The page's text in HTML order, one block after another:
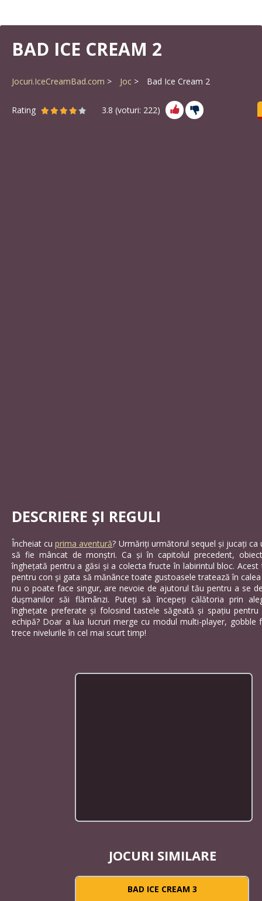
BAD ICE CREAM 2
Jocuri.IceCreamBad.com Joc Bad Ice Cream 2
Rating 3.8 (voturi: 222)
DESCRIERE ȘI REGULI
Încheiat cuprima aventură? Urmăriți următorul sequel și jucați
să fie mâncat de monștri. Ca și în capitolul precedent,
înghețată pentru a găsi și a colecta fructe în labirintul bloc.
pentru con și gata să mănânce toate gustoasele tratează în
nu o poate face singur, are nevoie de ajutorul tău pentru a se
dușmanilor săi flămânzi. Puteți să începeți călătoria prin
înghețate preferate și folosind tastele săgeată și spațiu
echipă? Doar a lua lucruri merge cu modul multi-player, gobble
trece nivelurile în cel mai scurt timp!
JOCURI SIMILARE
BAD ICE CREAM 3